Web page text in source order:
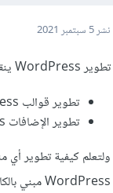
نشر5 سبتمبر 2021
تطوير WordPress ينقسم إلى جزئين:
تطوير قوالب WordPress
تطوير الإضافات Plugins